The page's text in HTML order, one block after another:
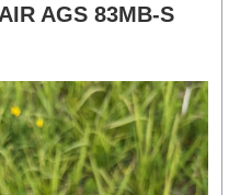
AGS 83MB-S